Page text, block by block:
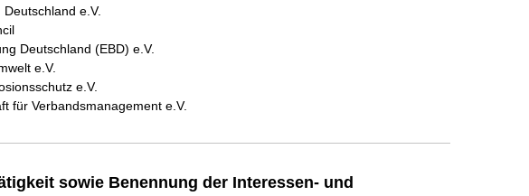
e.V.
Deutschland (EBD) e.V.
e.V.
e.V.
für Verbandsmanagement e.V.
sowie Benennung der Interessen- und